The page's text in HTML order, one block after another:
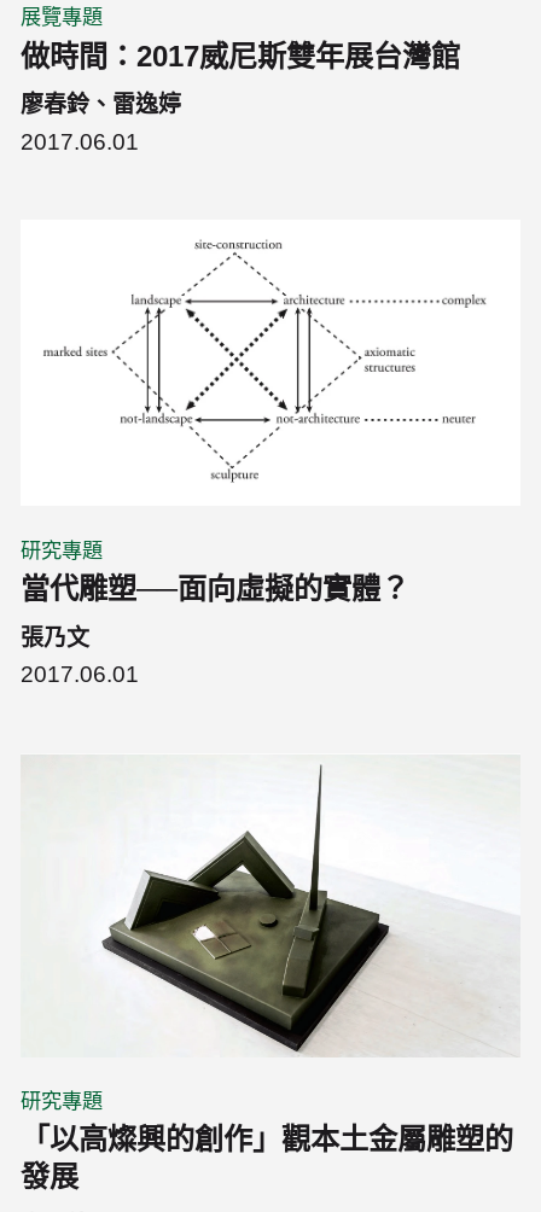
展覽專題
做時間：2017威尼斯雙年展台灣館
廖春鈴、雷逸婷
2017.06.01
研究專題
當代雕塑──面向虛擬的實體？
張乃文
2017.06.01
研究專題
「以高燦興的創作」觀本土金屬雕塑的
發展